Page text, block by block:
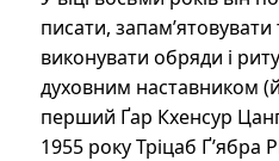
писати,
виконувати обряди і
духовним наставником
перший Ґар Кхенсур
1955 року Тріцаб Ґ’ябра